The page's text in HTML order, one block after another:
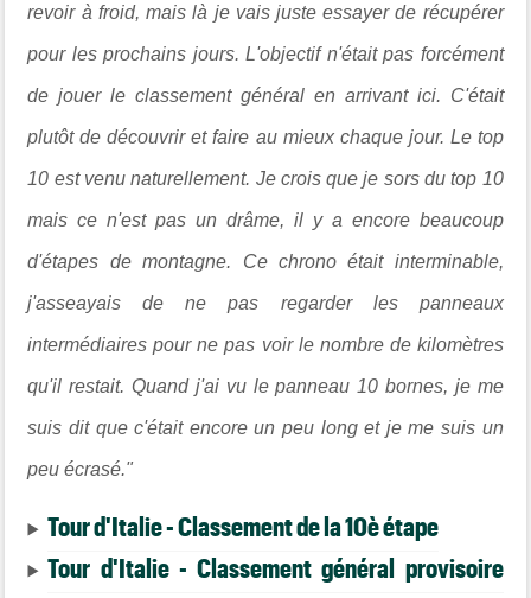
revoir à froid, mais là je vais juste essayer de récupérer
pour les prochains jours. L'objectif n'était pas forcément
de jouer le classement général en arrivant ici. C'était
plutôt de découvrir et faire au mieux chaque jour. Le top
10 est venu naturellement. Je crois que je sors du top 10
mais ce n'est pas un drâme, il y a encore beaucoup
d'étapes de montagne. Ce chrono était interminable,
j'asseayais de ne pas regarder les panneaux
intermédiaires pour ne pas voir le nombre de kilomètres
qu'il restait. Quand j'ai vu le panneau 10 bornes, je me
suis dit que c'était encore un peu long et je me suis un
peu écrasé."
Tour d'Italie - Classement de la 10è étape
Tour d'Italie - Classement général provisoire